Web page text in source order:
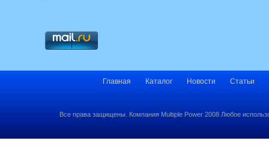
Главная Каталог Новости Статьи
Все права защищены. Компания Multiple Power 2008 Любое